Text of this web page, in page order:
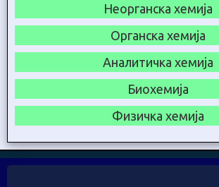
Неорганска хемија
Органска хемија
Аналитичка хемија
Биохемија
Физичка хемија